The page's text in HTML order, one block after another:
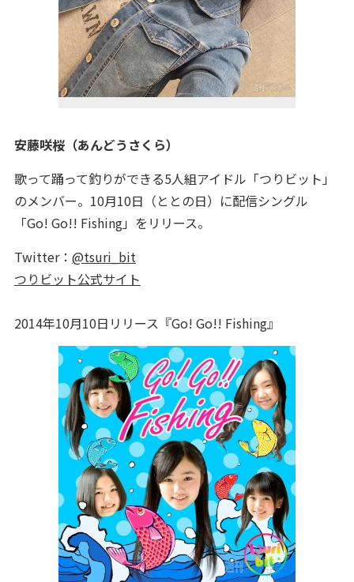
安藤咲桜（あんどうさくら）
歌って踊って釣りができる5人組アイドル「つりビット」
のメンバー。10月10日（ととの日）に配信シングル
「Go! Go!! Fishing」をリリース。
Twitter： @tsuri_bit
つりビット公式サイト
2014年10月10日リリース『Go! Go!! Fishing』